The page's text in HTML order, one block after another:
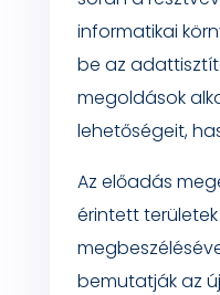
informatikai
be az
megoldások
lehetőségeit,
Az előadás
érintett
bemutatják az